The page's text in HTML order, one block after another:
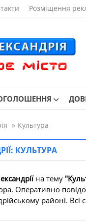
Розміщення
» Культура
КУЛЬТУРА
на тему
Оперативно
районі. Всі